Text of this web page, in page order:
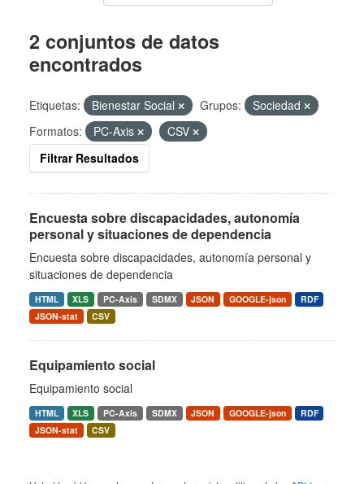
2 conjuntos de datos
encontrados
Etiquetas: Bienestar Social Grupos:
Sociedad
Formatos:
PC-Axis
CSV
Filtrar Resultados
Encuesta sobre discapacidades, autonomía
personal y situaciones de dependencia
Encuesta sobre discapacidades, autonomía personal y
situaciones de dependencia
HTML XLS PC-Axis SDMX JSON GOOGLE-json
RDF
JSON-stat
CSV
Equipamiento social
Equipamiento social
HTML XLS PC-Axis SDMX JSON GOOGLE-json
RDF
JSON-stat
CSV